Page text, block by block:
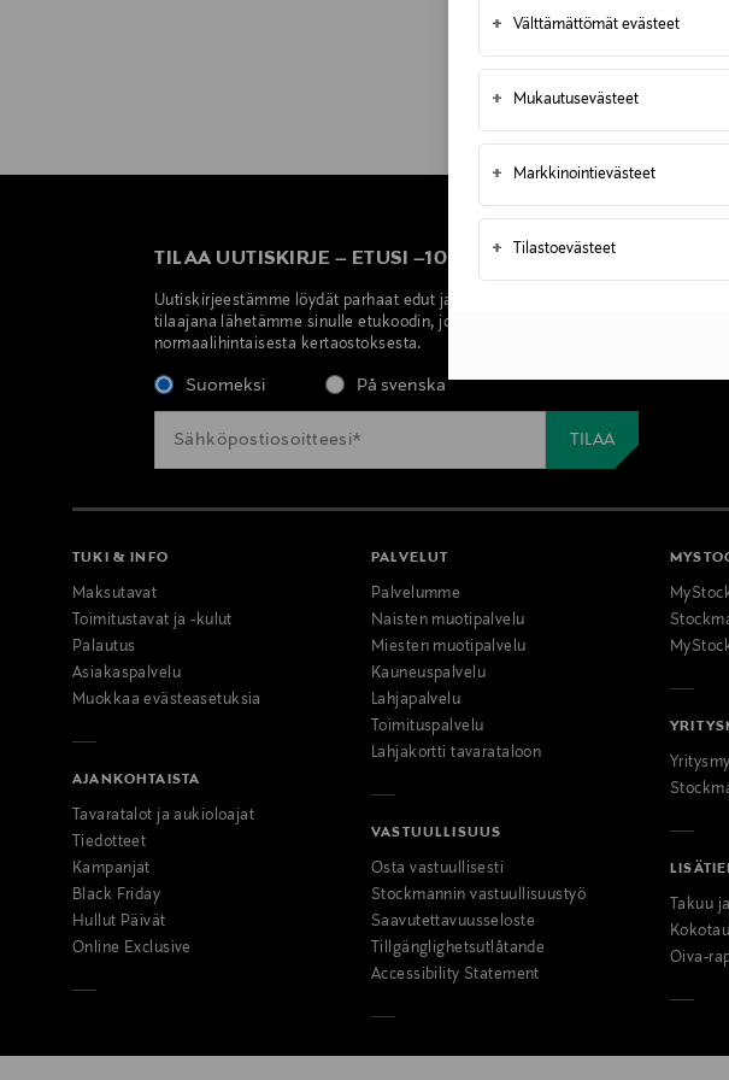
+ Välttämättömät evästeet
+ Mukautusevästeet
+ Markkinointievästeet
+ Tilastoevästeet
TILAA UUTISKIRJE – ETUSI –10 %
Uutiskirjeestämme löydät parhaat edut ja ajankohtaiset uutuudet. Uutena
tilaajana lähetämme sinulle etukoodin, jolla saat 10 %:n alennuksen
normaalihintaisesta kertaostoksesta.
Suomeksi På svenska
TUKI & INFO
Maksutavat
Toimitustavat ja -kulut
Palautus
Asiakaspalvelu
Muokkaa evästeasetuksia
AJANKOHTAISTA
Tavaratalot ja aukioloajat
Tiedotteet
Kampanjat
Black Friday
Hullut Päivät
Online Exclusive
PALVELUT
Palvelumme
Naisten muotipalvelu
Miesten muotipalvelu
Kauneuspalvelu
Lahjapalvelu
Toimituspalvelu
Lahjakortti tavarataloon
VASTUULLISUUS
Osta vastuullisesti
Stockmannin vastuullisuustyö
Saavutettavuusseloste
Tillgänglighetsutlåtande
Accessibility Statement
Takuu
Oiva-